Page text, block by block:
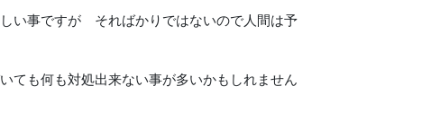
い事ですが そればかりではないので人間は予
も何も対処出来ない事が多いかもしれません